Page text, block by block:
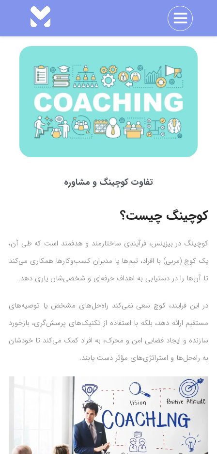
تفاوت کوچینگ و مشاوره
کوچینگ چیست؟
کوچینگ در بیزینس، فرآیندی ساختارمند و هدفمند است که طی آن،
یک کوچ (مربی) با افراد، تیم‌ها یا مدیران کسب‌وکارها همکاری می‌کند
تا آن‌ها را در دستیابی به اهداف حرفه‌ای و شخصی‌شان یاری دهد.
در این فرایند، کوچ سعی نمی‌کند راه‌حل‌های مشخص یا توصیه‌های
مستقیم ارائه دهد، بلکه با استفاده از تکنیک‌های پرسش‌گری، بازخورد
سازنده و ایجاد فضایی امن و محرک، به افراد کمک می‌کند تا خودشان
به راه‌حل‌ها و استراتژی‌های مؤثر دست یابند.